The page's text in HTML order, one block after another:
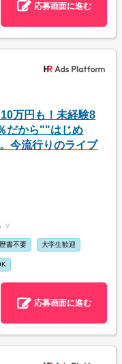
応募画面に進む
万円も！未経験8
だから""はじめ
今流行りのライブ
∨
書不要 大学生歓迎
応募画面に進む